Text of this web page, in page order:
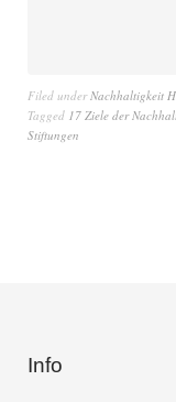
Filed underNachhaltigkeit
Tagged 17 Ziele der
Stiftungen
Info